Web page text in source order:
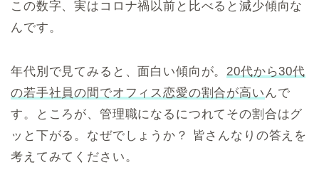
この数字、実はコロナ禍以前と比べると減少傾向な
んです。
年代別で見てみると、面白い傾向が。20代から30代
の若手社員の間でオフィス恋愛の割合が高いんで
す。ところが、管理職になるにつれてその割合はグ
ッと下がる。なぜでしょうか？ 皆さんなりの答えを
考えてみてください。